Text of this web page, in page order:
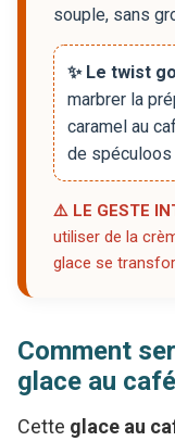
souple, sans
✨ Le twist
marbrer la
caramel au
de
⚠️ LE GESTE
utiliser de la
glace se
Comment
glace au
Cette glace au